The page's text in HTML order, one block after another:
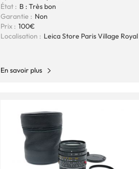
État : B : Très bon
Garantie : Non
Prix : 100€
Localisation : Leica Store Paris Village Royal
En savoir plus